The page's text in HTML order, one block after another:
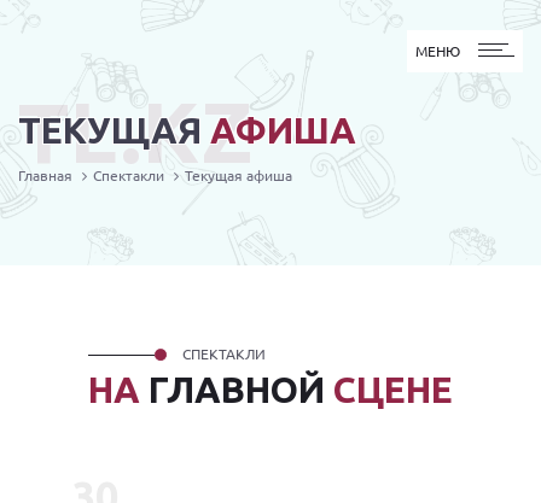
МЕНЮ
МЕНЮ
ТЕКУЩАЯ АФИША
TL.KZ
Главная Спектакли Текущая афиша
НА ГЛАВНОЙ СЦЕНЕ
СПЕКТАКЛИ